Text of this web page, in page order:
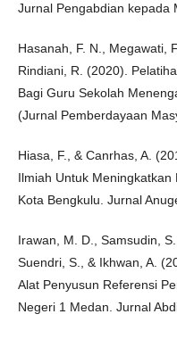
Jurnal Pengabdian kepada
Hasanah, F. N., Megawati,
Rindiani, R. (2020).
Bagi Guru Sekolah
(Jurnal Pemberdayaan
Hiasa, F., & Canrhas, A.
Ilmiah Untuk
Kota Bengkulu. Jurnal
Irawan, M. D., Samsudin,
Suendri, S., & Ikhwan, A.
Alat Penyusun Referensi
Negeri 1 Medan. Jurnal